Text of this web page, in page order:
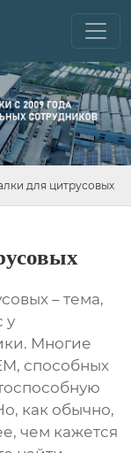
для цитрусовых
– тема,
у
Многие
, способных
как обычно,
чем кажется